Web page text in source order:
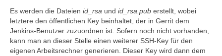
Es werden die Dateien id_rsa und id_rsa.pub erstellt, wobei
letztere den öffentlichen Key beinhaltet, der in Gerrit dem
Jenkins-Benutzer zuzuordnen ist. Sofern noch nicht vorhanden,
kann man an dieser Stelle einen weiterer SSH-Key für den
eigenen Arbeitsrechner generieren. Dieser Key wird dann dem